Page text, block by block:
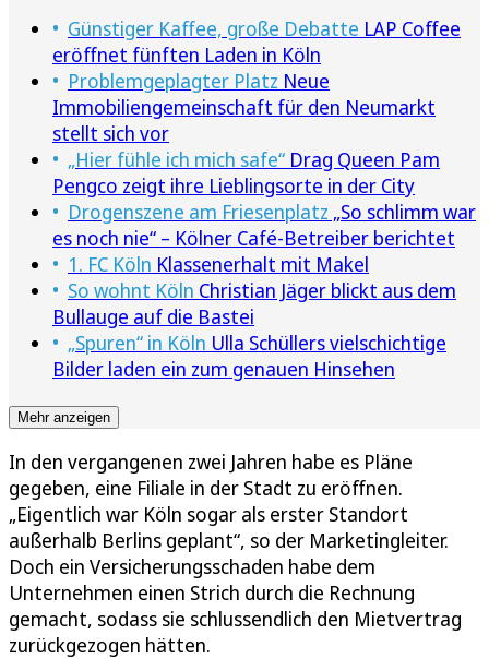
Günstiger Kaffee, große Debatte LAP Coffee
eröffnet fünften Laden in Köln
Problemgeplagter Platz Neue
Immobiliengemeinschaft für den Neumarkt
stellt sich vor
„Hier fühle ich mich safe“ Drag Queen Pam
Pengco zeigt ihre Lieblingsorte in der City
Drogenszene am Friesenplatz „So schlimm war
es noch nie“ – Kölner Café-Betreiber berichtet
1. FC Köln Klassenerhalt mit Makel
So wohnt Köln Christian Jäger blickt aus dem
Bullauge auf die Bastei
„Spuren“ in Köln Ulla Schüllers vielschichtige
Bilder laden ein zum genauen Hinsehen
Mehr anzeigen
In den vergangenen zwei Jahren habe es Pläne
gegeben, eine Filiale in der Stadt zu eröffnen.
„Eigentlich war Köln sogar als erster Standort
außerhalb Berlins geplant“, so der Marketingleiter.
Doch ein Versicherungsschaden habe dem
Unternehmen einen Strich durch die Rechnung
gemacht, sodass sie schlussendlich den Mietvertrag
zurückgezogen hätten.